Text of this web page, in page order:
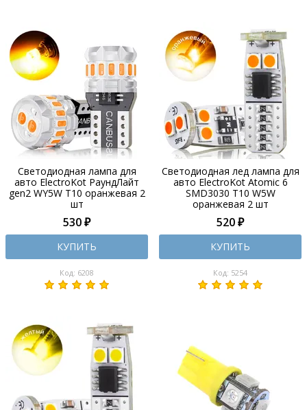
Светодиодная лампа для
авто ElectroKot РаундЛайт
gen2 WY5W T10 оранжевая 2
шт
530 ₽
КУПИТЬ
Код: 6208
Светодиодная лед лампа для
авто ElectroKot Atomic 6
SMD3030 T10 W5W
оранжевая 2 шт
520 ₽
КУПИТЬ
Код: 5254